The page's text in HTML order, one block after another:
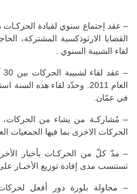
– عقد إجتماع سنوي لقيادة
القضايا الارثوذكسية المشتركة،
لقاء الشبيبة السنوي .
في عمّان.
– مُشاركـة من يشاء من
الحركات الاخرى بما فيها الجمعيات
– مدّ كلّ من الحركـات بأخبار
تستنسب مدى إفادة توزيع الأخبـار
– محاولة بلورة دور أفعل